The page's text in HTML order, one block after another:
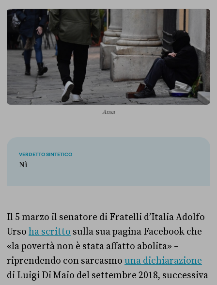
Ansa
VERDETTO SINTETICO
Nì
Il 5 marzo il senatore di Fratelli d’Italia Adolfo
Urso ha scritto sulla sua pagina Facebook che
«la povertà non è stata affatto abolita» –
riprendendo con sarcasmo una dichiarazione
di Luigi Di Maio del settembre 2018, successiva